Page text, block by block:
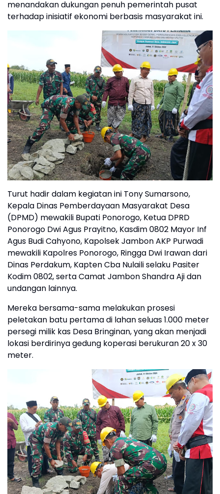
menandakan dukungan penuh pemerintah pusat
terhadap inisiatif ekonomi berbasis masyarakat ini.
Turut hadir dalam kegiatan ini Tony Sumarsono,
Kepala Dinas Pemberdayaan Masyarakat Desa
(DPMD) mewakili Bupati Ponorogo, Ketua DPRD
Ponorogo Dwi Agus Prayitno, Kasdim 0802 Mayor Inf
Agus Budi Cahyono, Kapolsek Jambon AKP Purwadi
mewakili Kapolres Ponorogo, Ringga Dwi Irawan dari
Dinas Perdakum, Kapten Cba Nulaili selaku Pasiter
Kodim 0802, serta Camat Jambon Shandra Aji dan
undangan lainnya.
Mereka bersama-sama melakukan prosesi
peletakan batu pertama di lahan seluas 1.000 meter
persegi milik kas Desa Bringinan, yang akan menjadi
lokasi berdirinya gedung koperasi berukuran 20 x 30
meter.